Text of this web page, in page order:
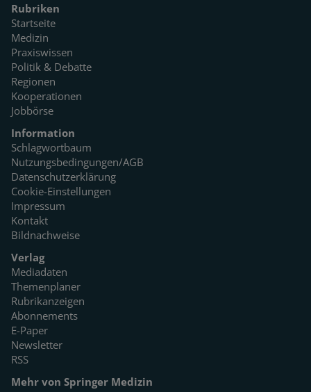
Rubriken
Startseite
Medizin
Praxiswissen
Politik & Debatte
Regionen
Kooperationen
Jobbörse
Information
Schlagwortbaum
Nutzungsbedingungen/AGB
Datenschutzerklärung
Cookie-Einstellungen
Impressum
Kontakt
Bildnachweise
Verlag
Mediadaten
Themenplaner
Rubrikanzeigen
Abonnements
E-Paper
Newsletter
RSS
Mehr von Springer Medizin